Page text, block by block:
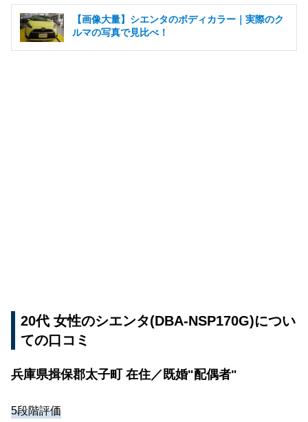
【画像大量】シエンタのボディカラー｜実際のク
ルマの写真で見比べ！
20代 女性のシエンタ(DBA-NSP170G)につい
ての口コミ
兵庫県揖保郡太子町 在住／既婚"配偶者"
5段階評価